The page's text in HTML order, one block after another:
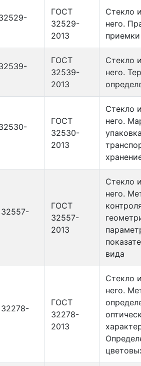
ГОСТ
32529-
2013
Стекло
него.
приемки
ГОСТ
32539-
2013
Стекло
него.
ГОСТ
32530-
2013
Стекло
него.
ГОСТ
32557-
2013
Стекло
него.
вида
ГОСТ
32278-
2013
Стекло
него.